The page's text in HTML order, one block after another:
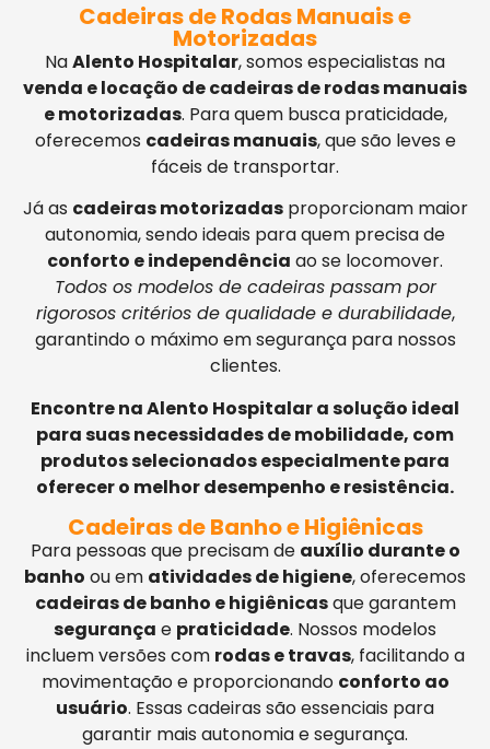
Cadeiras de Rodas Manuais e
Motorizadas
NaAlento Hospitalar, somos especialistas na
venda e locação de cadeiras de rodas manuais
e motorizadas. Para quem busca praticidade,
oferecemos cadeiras manuais, que são leves e
fáceis de transportar.
Já as cadeiras motorizadasproporcionam maior
autonomia, sendo ideais para quem precisa de
conforto e independência ao se locomover.
Todos os modelos de cadeiras passam por
rigorosos critérios de qualidade e durabilidade,
garantindo o máximo em segurança para nossos
clientes.
Encontre na Alento Hospitalar a solução ideal
para suas necessidades de mobilidade, com
produtos selecionados especialmente para
oferecer o melhor desempenho e resistência.
Cadeiras de Banho e Higiênicas
Para pessoas que precisam de auxílio durante o
banho ou em atividades de higiene, oferecemos
cadeiras de banho e higiênicasque garantem
segurança e praticidade. Nossos modelos
incluem versões com rodas e travas, facilitando a
movimentação e proporcionando conforto ao
usuário. Essas cadeiras são essenciais para
garantir mais autonomia e segurança.